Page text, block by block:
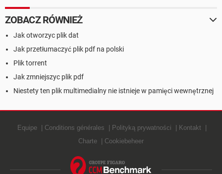
ZOBACZ RÓWNIEŻ
Jak otworzyc plik dat
Jak przetłumaczyć plik pdf na polski
Plik torrent
Jak zmniejszyc plik pdf
Niestety ten plik multimedialny nie istnieje w pamięci wewnętrznej
Equipe Conditions générales Polityką prywatności
Kontakt
Charte
Cookiebeheer